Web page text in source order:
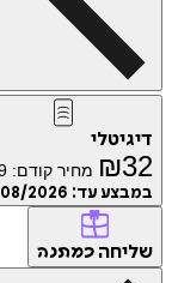
₪ מחיר קודם: ₪49
עד:31/08/2026
כמתנה